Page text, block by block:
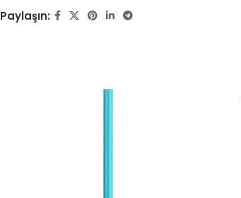
Paylaşın: